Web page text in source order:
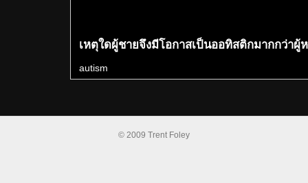
เหตุใดผู้ชายจึงมีโอกาสเป็นออทิสติกมากกว่าผู้
autism
© 2009 Trent Foley